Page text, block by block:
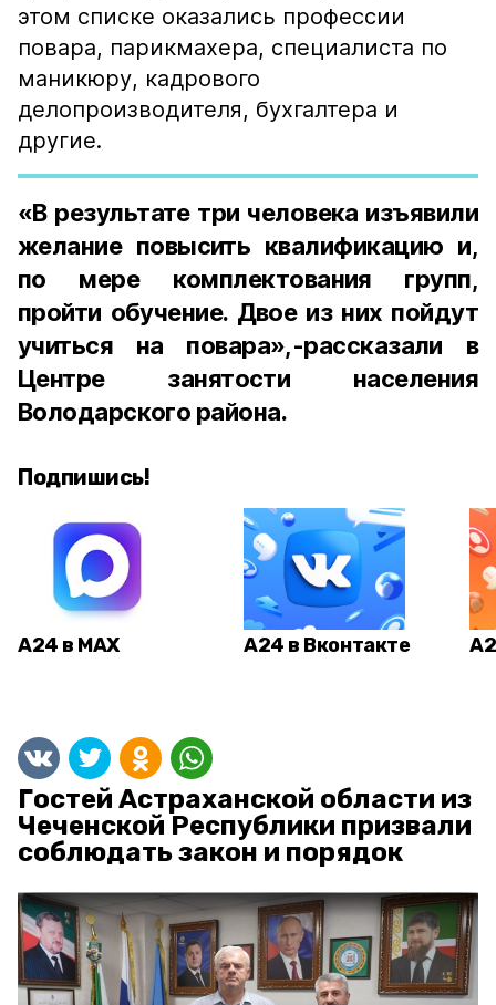
этом списке оказались профессии
повара, парикмахера, специалиста по
маникюру, кадрового
делопроизводителя, бухгалтера и
другие.
«В результате три человека изъявили
желание повысить квалификацию и,
по мере комплектования групп,
пройти обучение. Двое из них пойдут
учиться на повара»,-рассказали в
Центре занятости населения
Володарского района.
Подпишись!
А24 в MAX А24 в Вконтакте
Гостей Астраханской области из
Чеченской Республики призвали
соблюдать закон и порядок